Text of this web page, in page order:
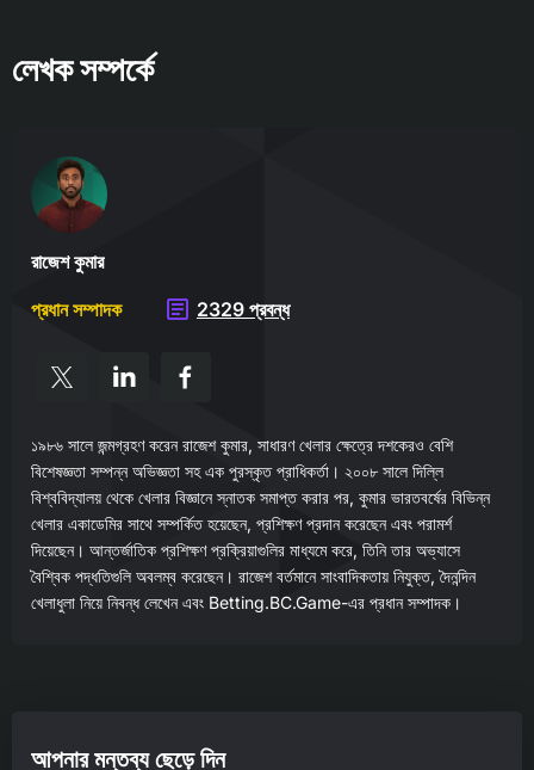
লেখক সম্পর্কে
রাজেশ কুমার
প্রধান সম্পাদক
2329 প্রবন্ধ
১৯৮৬ সালে জন্মগ্রহণ করেন রাজেশ কুমার, সাধারণ খেলার ক্ষেত্রে দশকেরও বেশি
বিশেষজ্ঞতা সম্পন্ন অভিজ্ঞতা সহ এক পুরস্কৃত প্রাধিকর্তা। ২০০৮ সালে দিল্লি
বিশ্ববিদ্যালয় থেকে খেলার বিজ্ঞানে স্নাতক সমাপ্ত করার পর, কুমার ভারতবর্ষের বিভিন্ন
খেলার একাডেমির সাথে সম্পর্কিত হয়েছেন, প্রশিক্ষণ প্রদান করেছেন এবং পরামর্শ
দিয়েছেন। আন্তর্জাতিক প্রশিক্ষণ প্রক্রিয়াগুলির মাধ্যমে করে, তিনি তার অভ্যাসে
বৈশ্বিক পদ্ধতিগুলি অবলম্ব করেছেন। রাজেশ বর্তমানে সাংবাদিকতায় নিযুক্ত, দৈনন্দিন
খেলাধুলা নিয়ে নিবন্ধ লেখেন এবং Betting.BC.Game-এর প্রধান সম্পাদক।
আপনার মন্তব্য ছেড়ে দিন